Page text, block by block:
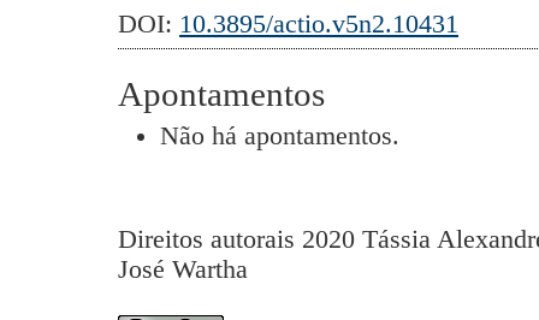
DOI: 10.3895/actio.v5n2.10431
Apontamentos
Não há apontamentos.
Direitos autorais 2020 Tássia
José Wartha